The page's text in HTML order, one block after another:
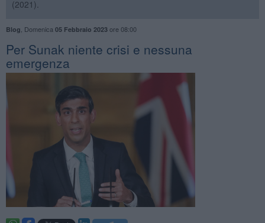
(2021).
Blog Domenica 05 Febbraio 2023ore 08:00
Per Sunak niente crisi e nessuna
emergenza